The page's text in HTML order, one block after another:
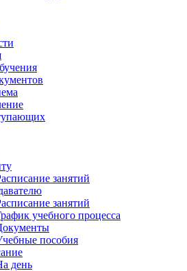
занятий
занятий
учебного процесса
пособия
день